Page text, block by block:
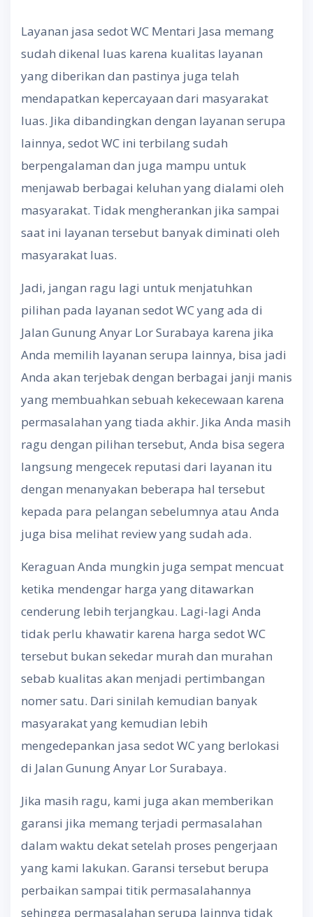
Layanan jasa sedot WC Mentari Jasa memang
sudah dikenal luas karena kualitas layanan
yang diberikan dan pastinya juga telah
mendapatkan kepercayaan dari masyarakat
luas. Jika dibandingkan dengan layanan serupa
lainnya, sedot WC ini terbilang sudah
berpengalaman dan juga mampu untuk
menjawab berbagai keluhan yang dialami oleh
masyarakat. Tidak mengherankan jika sampai
saat ini layanan tersebut banyak diminati oleh
masyarakat luas.
Jadi, jangan ragu lagi untuk menjatuhkan
pilihan pada layanan sedot WC yang ada di
Jalan Gunung Anyar Lor Surabaya karena jika
Anda memilih layanan serupa lainnya, bisa jadi
Anda akan terjebak dengan berbagai janji manis
yang membuahkan sebuah kekecewaan karena
permasalahan yang tiada akhir. Jika Anda masih
ragu dengan pilihan tersebut, Anda bisa segera
langsung mengecek reputasi dari layanan itu
dengan menanyakan beberapa hal tersebut
kepada para pelangan sebelumnya atau Anda
juga bisa melihat review yang sudah ada.
Keraguan Anda mungkin juga sempat mencuat
ketika mendengar harga yang ditawarkan
cenderung lebih terjangkau. Lagi-lagi Anda
tidak perlu khawatir karena harga sedot WC
tersebut bukan sekedar murah dan murahan
sebab kualitas akan menjadi pertimbangan
nomer satu. Dari sinilah kemudian banyak
masyarakat yang kemudian lebih
mengedepankan jasa sedot WC yang berlokasi
di Jalan Gunung Anyar Lor Surabaya.
Jika masih ragu, kami juga akan memberikan
garansi jika memang terjadi permasalahan
dalam waktu dekat setelah proses pengerjaan
yang kami lakukan. Garansi tersebut berupa
perbaikan sampai titik permasalahannya
sehingga permasalahan serupa lainnya tidak